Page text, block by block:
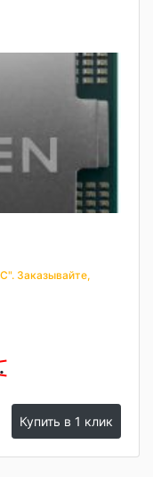
Заказывайте,
Купить в 1 клик